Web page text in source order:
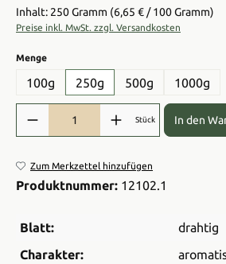
Inhalt: 250 Gramm (6,65 € / 100 Gramm)
Preise inkl. MwSt. zzgl. Versandkosten
Mengeauswählen
100g 250g 500g 1000g
Produkt Anzahl: Gib den gewünschten
Stück In den
Zum Merkzettel hinzufügen
Produktnummer: 12102.1
Blatt:
drahtig
Charakter: